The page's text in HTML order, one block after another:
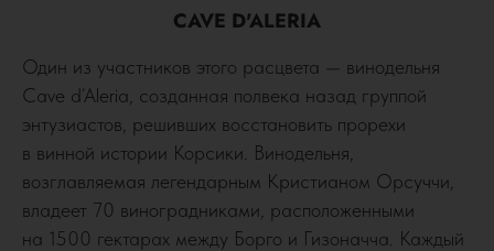
CAVE D'ALERIA
Один из участников этого расцвета — винодельня
Cave d’Aleria, созданная полвека назад группой
энтузиастов, решивших восстановить прорехи
в винной истории Корсики. Винодельня,
возглавляемая легендарным Кристианом Орсуччи,
владеет 70 виноградниками, расположенными
на 1500 гектарах между Борго и Гизоначча. Каждый